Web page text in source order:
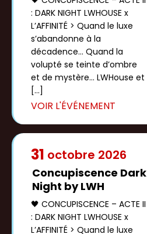
: DARK NIGHT LWHOUSE x
L’AFFINITÉ > Quand le luxe
s’abandonne à la
décadence… Quand la
volupté se teinte d’ombre
et de mystère… LWHouse et
[…]
31 octobre 2026
Concupiscence Dark
Night by LWH
🖤 CONCUPISCENCE – ACTE II
: DARK NIGHT LWHOUSE x
L’AFFINITÉ > Quand le luxe